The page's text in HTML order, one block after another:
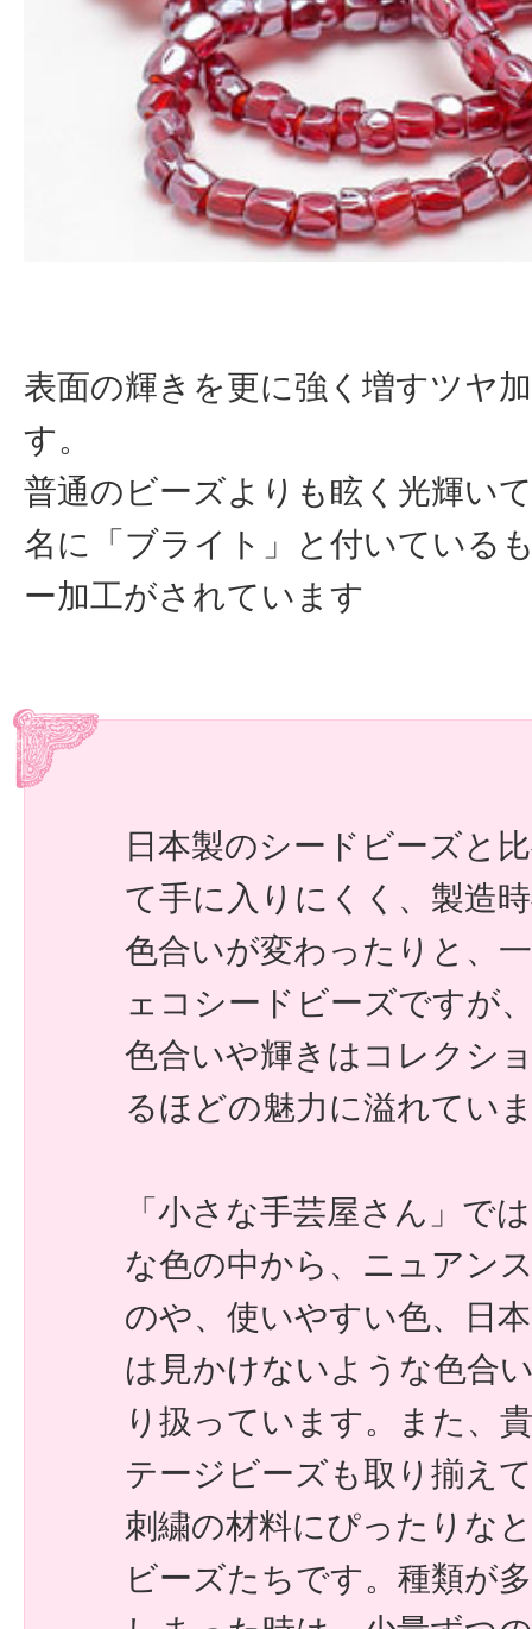
表面の輝きを更に強く増すツヤ
す。
普通のビーズよりも眩く光輝い
名に「ブライト」と付いている
ー加工がされています
日本製のシードビーズと
て手に入りにくく、製造
色合いが変わったりと、
ェコシードビーズですが
色合いや輝きはコレクシ
るほどの魅力に溢れてい
「小さな手芸屋さん」で
な色の中から、ニュアン
のや、使いやすい色、日
は見かけないような色合
り扱っています。また、
テージビーズも取り揃え
刺繍の材料にぴったりな
ビーズたちです。種類が